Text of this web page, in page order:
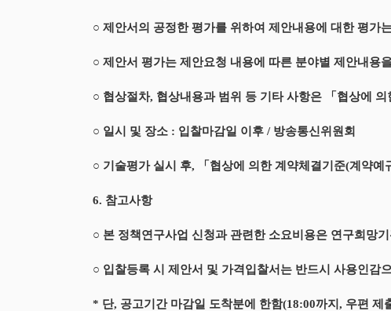
○ 제안서의 공정한 평가를 위하여 제안내용에 대한 평가
○ 제안서 평가는 제안요청 내용에 따른 분야별 제안내용
○ 협상절차, 협상내용과 범위 등 기타 사항은 「협상에
○ 일시 및 장소 : 입찰마감일 이후 / 방송통신위원회
○ 기술평가 실시 후, 「협상에 의한 계약체결기준(계약
6. 참고사항
○ 본 정책연구사업 신청과 관련한 소요비용은 연구희망
○ 입찰등록 시 제안서 및 가격입찰서는 반드시 사용인감
* 단, 공고기간 마감일 도착분에 한함(18:00까지, 우편 제